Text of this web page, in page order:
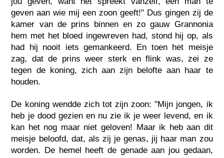
geven aan wie mij een zoon geeft!" Dus gingen zij de
kamer van de prins binnen en zo gauw Grannonia
hem met het bloed ingewreven had, stond hij op, als
had hij nooit iets gemankeerd. En toen het meisje
zag, dat de prins weer sterk en flink was, zei ze
tegen de koning, zich aan zijn belofte aan haar te
houden.
De koning wendde zich tot zijn zoon: "Mijn jongen, ik
heb je dood gezien en nu zie ik je weer levend, en ik
kan het nog maar niet geloven! Maar ik heb aan dit
meisje beloofd, dat, als zij je genas, jij haar man zou
worden. De hemel heeft de genade aan jou gedaan,